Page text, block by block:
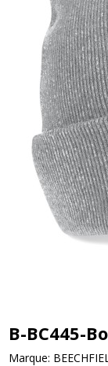
B-BC445-
Marque: